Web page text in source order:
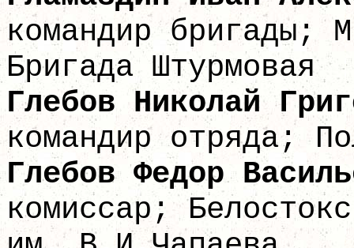
командир бригады;
Бригада Штурмовая
Глебов
командир отряда;
Глебов Федор
комиссар;